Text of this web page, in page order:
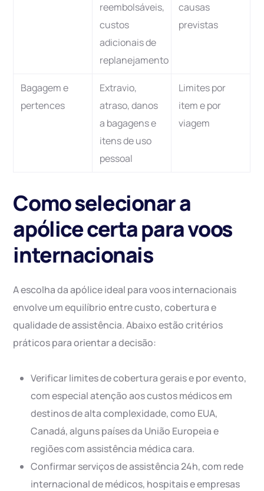
reembolsáveis,
custos
adicionais de
replanejamento
causas
previstas
Bagagem e
pertences
Extravio,
atraso, danos
a bagagens e
itens de uso
pessoal
Limites por
item e por
viagem
Como selecionar a
apólice certa para voos
internacionais
A escolha da apólice ideal para voos internacionais
envolve um equilíbrio entre custo, cobertura e
qualidade de assistência. Abaixo estão critérios
práticos para orientar a decisão:
Verificar limites de cobertura gerais e por evento,
com especial atenção aos custos médicos em
destinos de alta complexidade, como EUA,
Canadá, alguns países da União Europeia e
regiões com assistência médica cara.
Confirmar serviços de assistência 24h, com rede
internacional de médicos, hospitais e empresas